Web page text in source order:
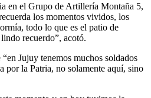
en el Grupo de Artillería Montaña 5,
los momentos vividos, los
todo lo que es el patio de
recuerdo”, acotó.
Jujuy tenemos muchos soldados
por la Patria, no solamente aquí, sino